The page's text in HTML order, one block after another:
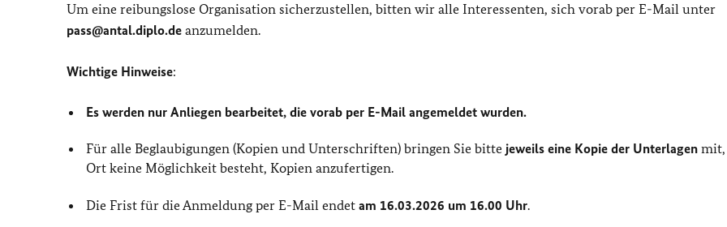
Um eine reibungslose Organisation sicherzustellen, bitten wir alle Interessenten, sich vorab per E-Mail unter
pass@antal.diplo.de anzumelden.
Wichtige Hinweise:
Es werden nur Anliegen bearbeitet, die vorab per E-Mail angemeldet wurden.
Für alle Beglaubigungen (Kopien und Unterschriften) bringen Sie bitte jeweils eine Kopie der Unterlagen mit,
Ort keine Möglichkeit besteht, Kopien anzufertigen.
Die Frist für die Anmeldung per E-Mail endetam 16.03.2026 um 16.00 Uhr.